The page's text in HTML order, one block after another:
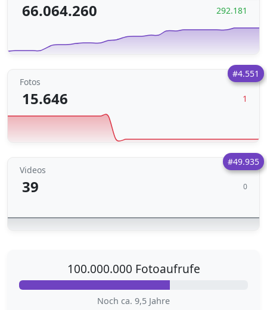
66.064.260 292.181
#4.551
Fotos
15.646 1
#49.935
Videos
39 0
100.000.000 Fotoaufrufe
Noch ca. 9,5 Jahre